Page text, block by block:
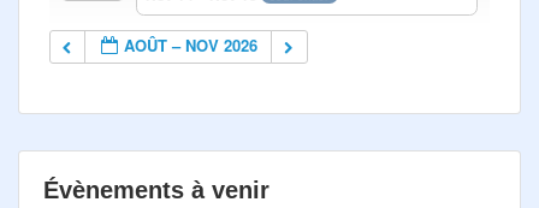
AOÛT – NOV 2026
Évènements à venir